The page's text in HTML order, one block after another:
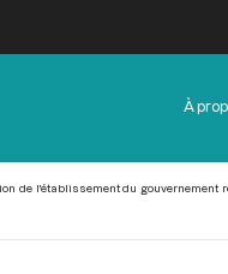
de
À
de l'établissement du gouvernement